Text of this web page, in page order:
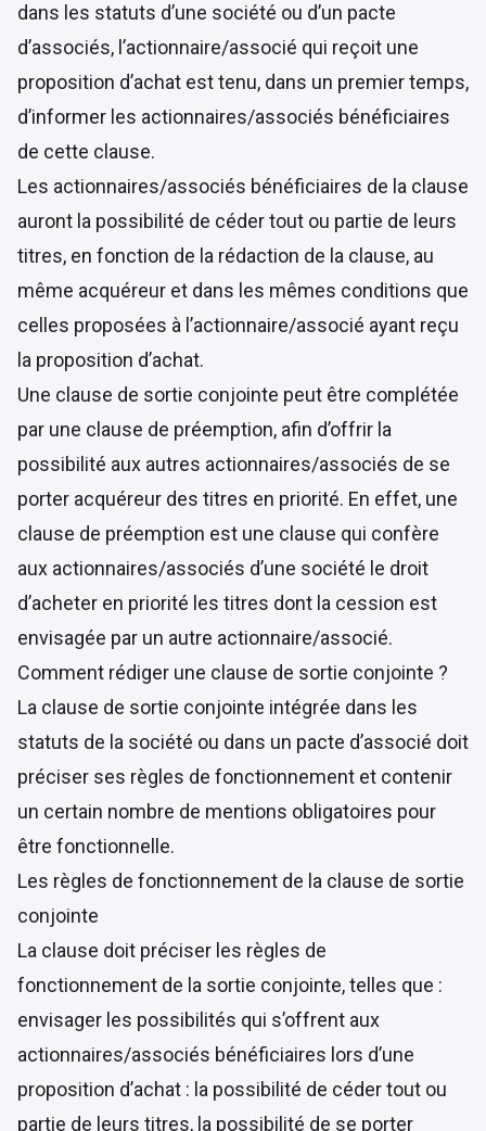
dans les statuts d’une société ou d’un pacte
d’associés, l’actionnaire/associé qui reçoit une
proposition d’achat est tenu, dans un premier temps,
d’informer les actionnaires/associés bénéficiaires
de cette clause.
Les actionnaires/associés bénéficiaires de la clause
auront la possibilité de céder tout ou partie de leurs
titres, en fonction de la rédaction de la clause, au
même acquéreur et dans les mêmes conditions que
celles proposées à l’actionnaire/associé ayant reçu
la proposition d’achat.
Une clause de sortie conjointe peut être complétée
par une clause de préemption, afin d’offrir la
possibilité aux autres actionnaires/associés de se
porter acquéreur des titres en priorité. En effet, une
clause de préemption est une clause qui confère
aux actionnaires/associés d’une société le droit
d’acheter en priorité les titres dont la cession est
envisagée par un autre actionnaire/associé.
Comment rédiger une clause de sortie conjointe ?
La clause de sortie conjointe intégrée dans les
statuts de la société ou dans un pacte d’associé doit
préciser ses règles de fonctionnement et contenir
un certain nombre de mentions obligatoires pour
être fonctionnelle.
Les règles de fonctionnement de la clause de sortie
conjointe
La clause doit préciser les règles de
fonctionnement de la sortie conjointe, telles que :
envisager les possibilités qui s’offrent aux
actionnaires/associés bénéficiaires lors d’une
proposition d’achat : la possibilité de céder tout ou
partie de leurs titres, la possibilité de se porter